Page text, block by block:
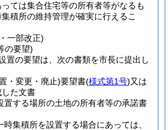
ては集合住宅等の所有者等がなるも
積所の維持管理が確実に行えるこ
一部改正)
の要望)
置の要望は、次の書類を市長に提出し
・変更・廃止)要望書(様式第1号)又は
した文書
置する場所の土地の所有者等の承諾書
時集積所を設置する場合にあっては、